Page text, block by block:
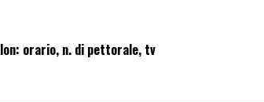
orario, n. di pettorale, tv